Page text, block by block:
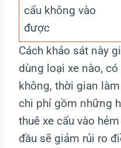
cẩu không vào
được
Cách khảo sát này
dùng loại xe nào,
không, thời gian
chi phí gồm những
thuê xe cẩu vào
đầu sẽ giảm rủi ro